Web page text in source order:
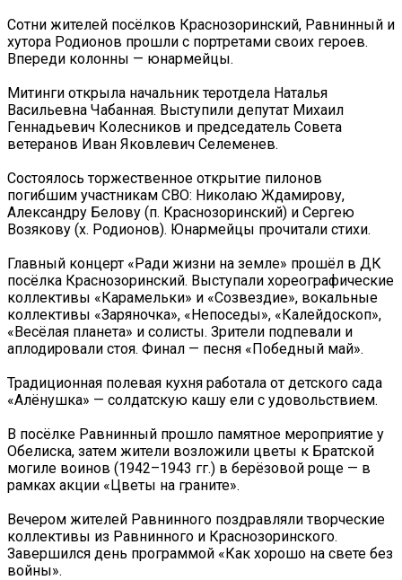
Сотни жителей посёлков Краснозоринский, Равнинный и
хутора Родионов прошли с портретами своих героев.
Впереди колонны — юнармейцы.
Митинги открыла начальник теротдела Наталья
Васильевна Чабанная. Выступили депутат Михаил
Геннадьевич Колесников и председатель Совета
ветеранов Иван Яковлевич Селеменев.
Состоялось торжественное открытие пилонов
погибшим участникам СВО: Николаю Ждамирову,
Александру Белову (п. Краснозоринский) и Сергею
Возякову (х. Родионов). Юнармейцы прочитали стихи.
Главный концерт «Ради жизни на земле» прошёл в ДК
посёлка Краснозоринский. Выступали хореографические
коллективы «Карамельки» и «Созвездие», вокальные
коллективы «Заряночка», «Непоседы», «Калейдоскоп»,
«Весёлая планета» и солисты. Зрители подпевали и
аплодировали стоя. Финал — песня «Победный май».
Традиционная полевая кухня работала от детского сада
«Алёнушка» — солдатскую кашу ели с удовольствием.
В посёлке Равнинный прошло памятное мероприятие у
Обелиска, затем жители возложили цветы к Братской
могиле воинов (1942–1943 гг.) в берёзовой роще — в
рамках акции «Цветы на граните».
Вечером жителей Равнинного поздравляли творческие
коллективы из Равнинного и Краснозоринского.
Завершился день программой «Как хорошо на свете без
войны».